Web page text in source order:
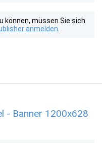
können, müssen Sie sich
anmelden
- Banner 1200x628